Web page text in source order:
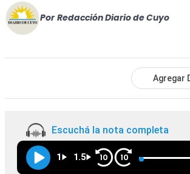
Por Redacción Diario de Cuyo
Agregar
Escuchá la nota completa
1 1.5 10 10